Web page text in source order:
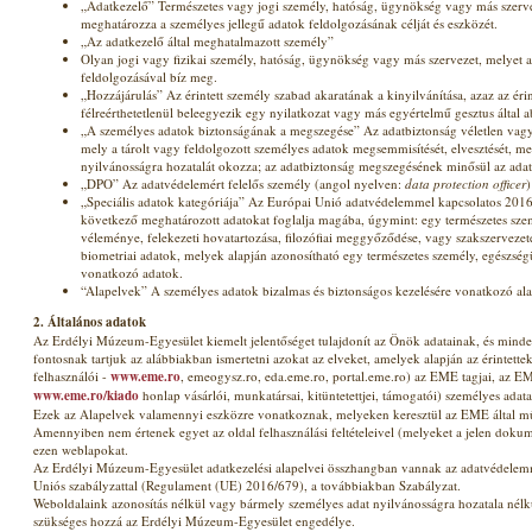
„Adatkezelő” Természetes vagy jogi személy, hatóság, ügynökség vagy más
meghatározza a személyes jellegű adatok feldolgozásának célját és eszközét.
„Az adatkezelő által meghatalmazott személy”
Olyan jogi vagy fizikai személy, hatóság, ügynökség vagy más szervezet, melyet
feldolgozásával bíz meg.
„Hozzájárulás” Az érintett személy szabad akaratának a kinyilvánítása, azaz az
félreérthetetlenül beleegyezik egy nyilatkozat vagy más egyértelmű gesztus által
„A személyes adatok biztonságának a megszegése” Az adatbiztonság véletlen
mely a tárolt vagy feldolgozott személyes adatok megsemmisítését, elvesztését,
nyilvánosságra hozatalát okozza; az adatbiztonság megszegésének minősül az
„DPO” Az adatvédelemért felelős személy (angol nyelven: data protection officer)
„Speciális adatok kategóriája” Az Európai Unió adatvédelemmel kapcsolatos
következő meghatározott adatokat foglalja magába, úgymint: egy természetes
véleménye, felekezeti hovatartozása, filozófiai meggyőződése, vagy
biometriai adatok, melyek alapján azonosítható egy természetes személy,
vonatkozó adatok.
“Alapelvek” A személyes adatok bizalmas és biztonságos kezelésére vonatkozó
2. Általános adatok
Az Erdélyi Múzeum-Egyesület kiemelt jelentőséget tulajdonít az Önök adatainak, és
fontosnak tartjuk az alábbiakban ismertetni azokat az elveket, amelyek alapján az
felhasználói - www.eme.ro, emeogysz.ro, eda.eme.ro, portal.eme.ro) az EME tagjai, az
www.eme.ro/kiado honlap vásárlói, munkatársai, kitüntetettjei, támogatói) személyes
Ezek az Alapelvek valamennyi eszközre vonatkoznak, melyeken keresztül az EME által
Amennyiben nem értenek egyet az oldal felhasználási feltételeivel (melyeket a jelen
ezen weblapokat.
Az Erdélyi Múzeum-Egyesület adatkezelési alapelvei összhangban vannak az
Uniós szabályzattal (Regulament (UE) 2016/679), a továbbiakban Szabályzat.
Weboldalaink azonosítás nélkül vagy bármely személyes adat nyilvánosságra hozatala
szükséges hozzá az Erdélyi Múzeum-Egyesület engedélye.